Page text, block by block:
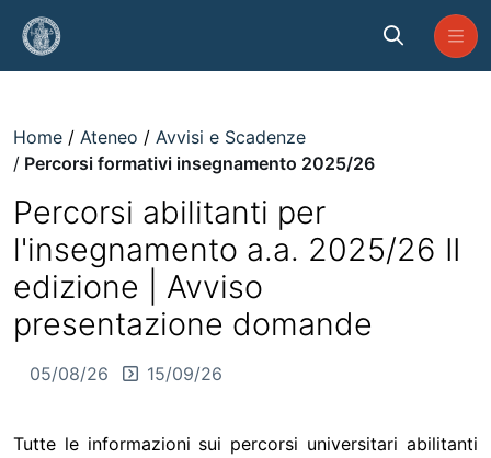
Skip to Main Content
Home Ateneo
Avvisi e Scadenze
Percorsi formativi insegnamento 2025/26
Percorsi abilitanti per
l'insegnamento a.a. 2025/26 II
edizione | Avviso
presentazione domande
05/08/26 15/09/26
Tutte le informazioni sui percorsi universitari abilitanti